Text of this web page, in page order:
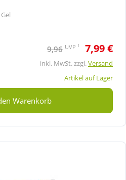
9,96 UVP 1 7,99 €
inkl. MwSt. zzgl.Versand
Artikel auf Lager
Warenkorb